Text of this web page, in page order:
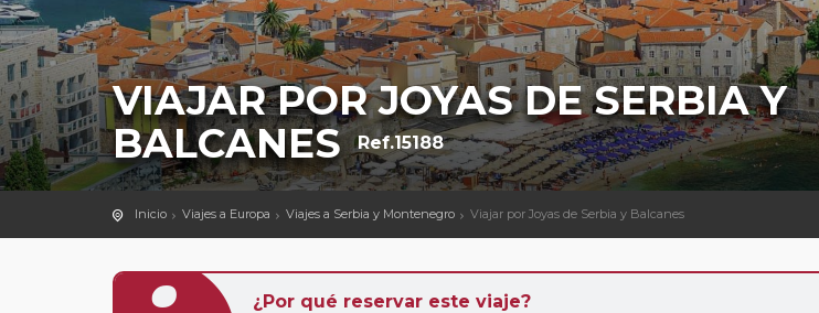
VIAJAR POR JOYAS DE SERBIA Y
BALCANES
Ref.15188
Inicio Viajes a Europa Viajes a Serbia y Montenegro Viajar por Joyas de Serbia y Balcanes
¿Por qué reservar este viaje?